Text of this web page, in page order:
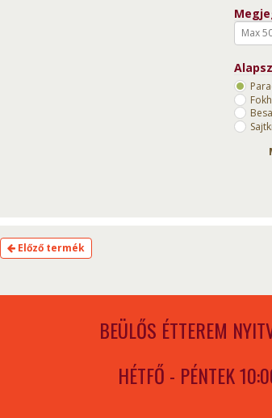
Előző termék
BEÜLŐS ÉTTEREM
HÉTFŐ - PÉNTEK